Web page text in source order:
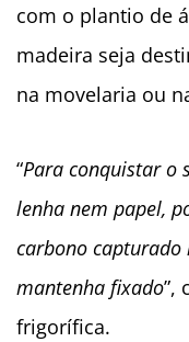
com o plantio de
madeira seja
na movelaria ou
“Para conquistar o
lenha nem papel,
carbono capturado
mantenha fixado”,
frigorífica.